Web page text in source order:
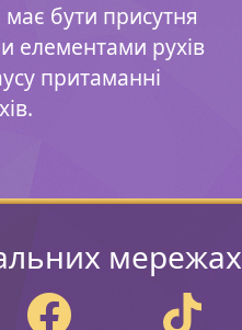
бути присутня
елементами рухів
притаманні
мережах